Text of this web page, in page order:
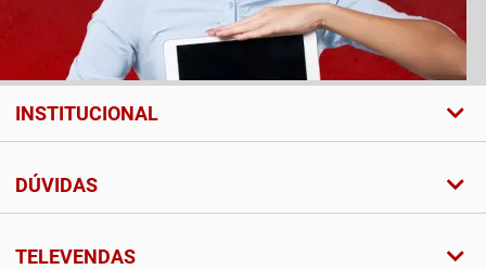
INSTITUCIONAL
DÚVIDAS
TELEVENDAS